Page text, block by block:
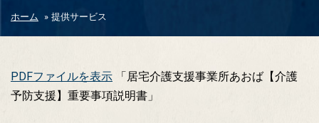
ホーム » 提供サービス
PDFファイルを表示 「居宅介護支援事業所あおば【介護
予防支援】重要事項説明書」